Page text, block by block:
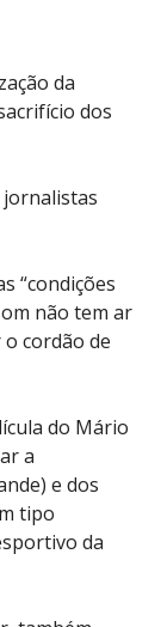
da
dos
“condições
não tem ar
cordão de
do Mário
a
e dos
tipo
da